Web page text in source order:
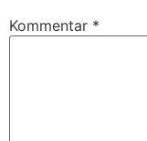
Kommentar *